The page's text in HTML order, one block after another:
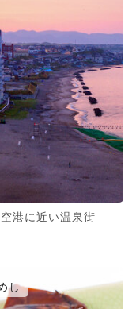
港に近い温泉街
し